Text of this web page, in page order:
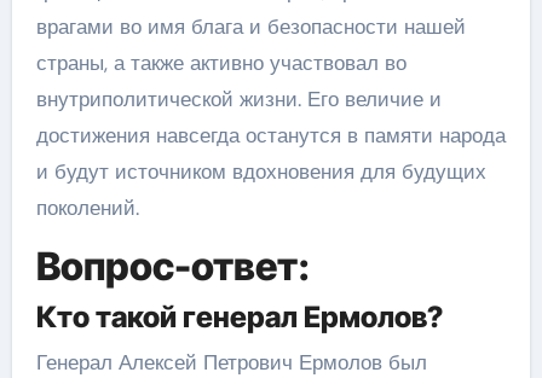
врагами во имя блага и безопасности нашей
страны, а также активно участвовал во
внутриполитической жизни. Его величие и
достижения навсегда останутся в памяти народа
и будут источником вдохновения для будущих
поколений.
Вопрос-ответ:
Кто такой генерал Ермолов?
Генерал Алексей Петрович Ермолов был